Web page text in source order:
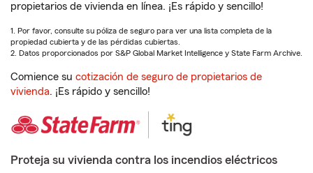
propietarios de vivienda en línea. ¡Es rápido y sencillo!
1. Por favor, consulte su póliza de seguro para ver una lista completa de la
propiedad cubierta y de las pérdidas cubiertas.
2. Datos proporcionados por S&P Global Market Intelligence y State Farm Archive.
Comience su cotización de seguro de propietarios de
vivienda. ¡Es rápido y sencillo!
Proteja su vivienda contra los incendios eléctricos